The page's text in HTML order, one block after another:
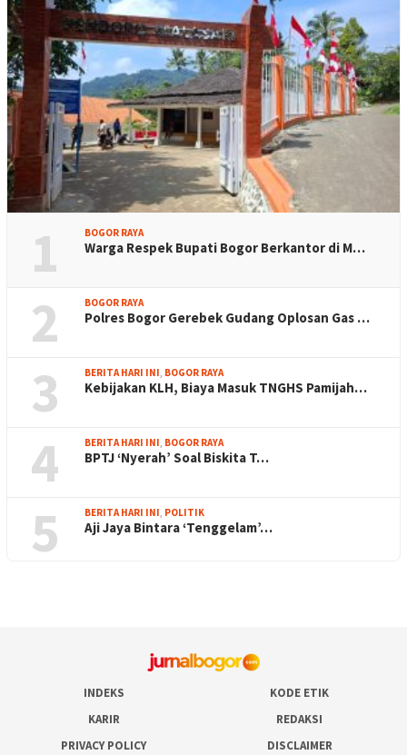
1 BOGOR RAYA
Warga Respek Bupati Bogor Berkantor di M…
2 BOGOR RAYA
Polres Bogor Gerebek Gudang Oplosan Gas …
3 BERITA HARI INI, BOGOR RAYA
Kebijakan KLH, Biaya Masuk TNGHS Pamijah…
4 BERITA HARI INI, BOGOR RAYA
BPTJ ‘Nyerah’ Soal Biskita T…
5 BERITA HARI INI, POLITIK
Aji Jaya Bintara ‘Tenggelam’…
INDEKS
KODE ETIK
KARIR
REDAKSI
PRIVACY POLICY
DISCLAIMER